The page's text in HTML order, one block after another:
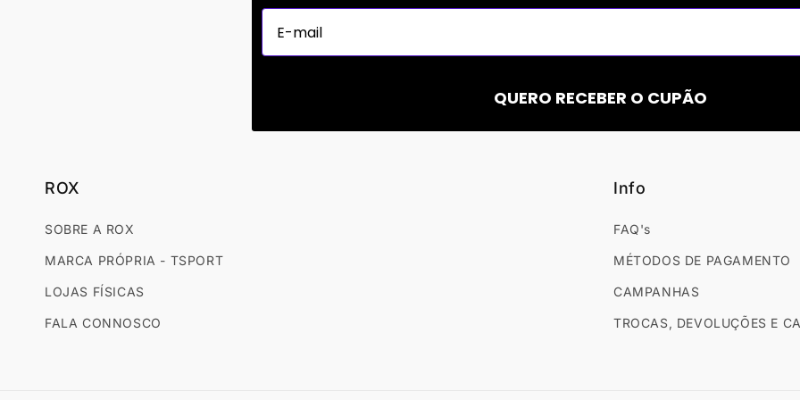
QUERO RECEBER O CUPÃO
ROX
SOBRE A ROX
MARCA PRÓPRIA - TSPORT
LOJAS FÍSICAS
FALA CONNOSCO
Info
FAQ's
MÉTODOS DE PAGAMENTO
CAMPANHAS
TROCAS, DEVOLUÇÕES E